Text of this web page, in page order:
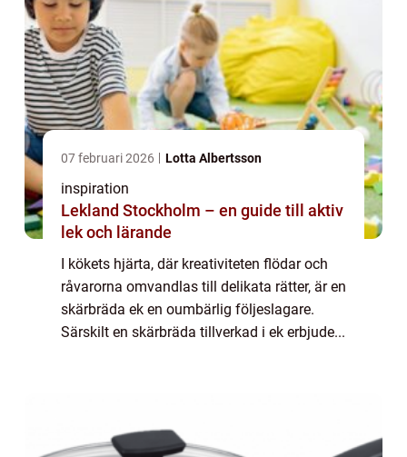
07 februari 2026 Lotta Albertsson
inspiration
Lekland Stockholm – en guide till aktiv
lek och lärande
I kökets hjärta, där kreativiteten flödar och
råvarorna omvandlas till delikata rätter, är en
skärbräda ek en oumbärlig följeslagare.
Särskilt en skärbräda tillverkad i ek erbjude...